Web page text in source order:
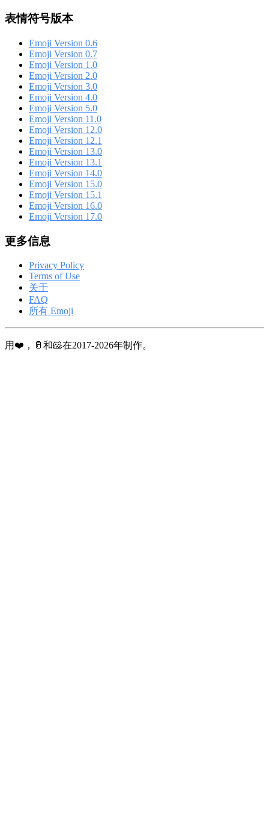
表情符号版本
Emoji Version 0.6
Emoji Version 0.7
Emoji Version 1.0
Emoji Version 2.0
Emoji Version 3.0
Emoji Version 4.0
Emoji Version 5.0
Emoji Version 11.0
Emoji Version 12.0
Emoji Version 12.1
Emoji Version 13.0
Emoji Version 13.1
Emoji Version 14.0
Emoji Version 15.0
Emoji Version 15.1
Emoji Version 16.0
Emoji Version 17.0
更多信息
Privacy Policy
Terms of Use
关于
FAQ
所有 Emoji
用❤️，🥛和🐹在2017-2026年制作。